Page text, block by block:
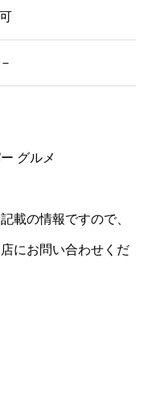
可
－
グルメ
載の情報ですので、
にお問い合わせくだ